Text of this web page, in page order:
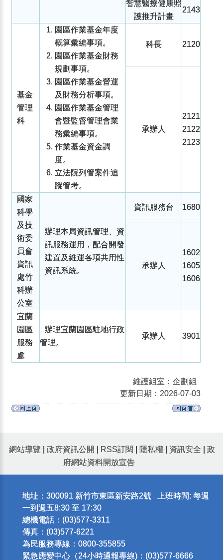
智慧醫療健康照
護推升計畫
2143
基金
管理
科
園區作業基金年度
概算彙編事項。
園區作業基金財務
規劃事項。
園區作業基金營運
及財務分析事項。
園區作業基金管理
會暨監督管理會業
務彙編事項。
作業基金資金調
度。
立法院列管案件追
蹤管考。
科長 2120
承辦人
2121
2122
2123
國家
科學
及技
術委
員會
資訊
處竹
科辦
公室
辦理本局資訊管理、資
訊服務運用，配合開發
建置及維運各項共用性
資訊系統。
資訊服務台 1680
承辦人
1602
1605
1606
宜蘭
園區
服務
處
辦理宜蘭園區駐地行政
管理。
承辦人 3901
維護組室：企劃組
更新日期：2026-07-03
網站導覽 政府資訊公開 RSS訂閱 隱私權 資訊安全
政
府網站資料開放宣告
地址：300091 新竹市東區新安路2號 上班時間: 每週
一到週五8:30 至 17:30
總機電話：(03)577-3311
傳真：(03)577-6221
為民服務專線：0800-355855
緊急應變中心（24小時通報專線)：(03)577-6666